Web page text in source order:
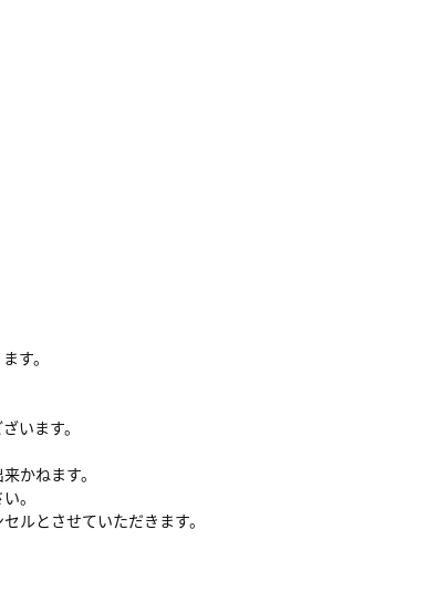
す。
います。
かねます。
。
ルとさせていただきます。